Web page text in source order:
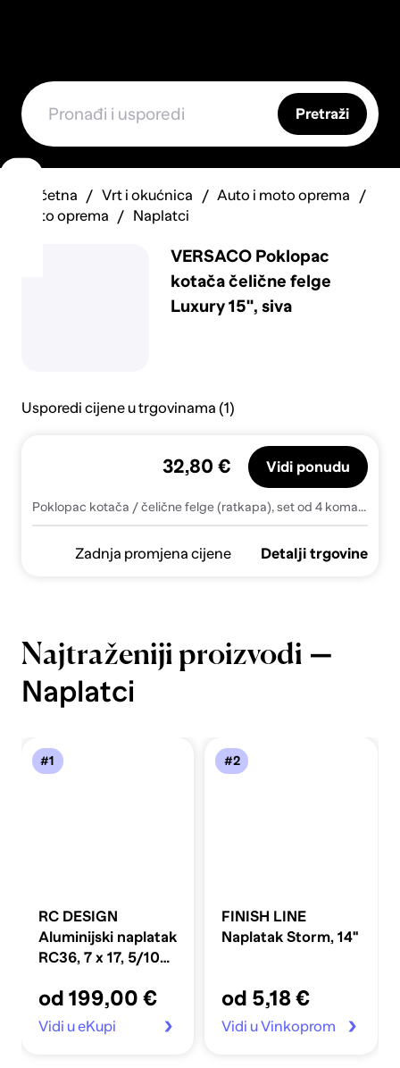
Pretraži
Početna Vrt i okućnica
Auto i moto oprema
Auto oprema
Naplatci
VERSACO Poklopac
kotača čelične felge
Luxury 15", siva
Usporedi cijene u trgovinama (1)
Poklopac kotača / čelične felge (ratkapa), set od 4 komada (kutija), Luxury silver 15, VersacoCar hubcaps 4pcs set Luxury silver 15" COLOR BOX, Versac
32,80 € Vidi ponudu
Zadnja promjena cijene Detalji trgovine
Najtraženiji proizvodi —
Naplatci
#1
RC DESIGN
Aluminijski naplatak
RC36, 7 x 17, 5/108,
crni sjajni polirani
od 199,00 €
Vidi u eKupi
#2
FINISH LINE
Naplatak Storm, 14''
od 5,18 €
Vidi u Vinkoprom